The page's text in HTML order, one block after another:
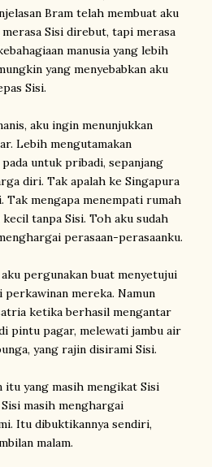
Bram telah membuat aku
Sisi direbut, tapi merasa
manusia yang lebih
yang menyebabkan aku
Sisi.
aku ingin menunjukkan
Lebih mengutamakan
untuk pribadi, sepanjang
diri. Tak apalah ke Singapura
mengapa menempati rumah
tanpa Sisi. Toh aku sudah
perasaan-perasaanku.
pergunakan buat menyetujui
mereka. Namun
ketika berhasil mengantar
pintu pagar, melewati jambu air
yang rajin disirami Sisi.
itu yang masih mengikat Sisi
masih menghargai
Itu dibuktikannya sendiri,
malam.